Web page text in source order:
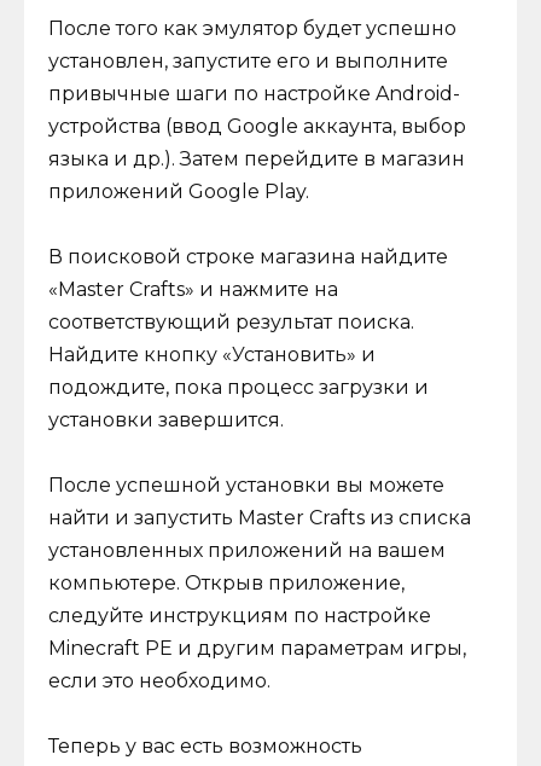
После того как эмулятор будет успешно
установлен, запустите его и выполните
привычные шаги по настройке Android-
устройства (ввод Google аккаунта, выбор
языка и др.). Затем перейдите в магазин
приложений Google Play.
В поисковой строке магазина найдите
«Master Crafts» и нажмите на
соответствующий результат поиска.
Найдите кнопку «Установить» и
подождите, пока процесс загрузки и
установки завершится.
После успешной установки вы можете
найти и запустить Master Crafts из списка
установленных приложений на вашем
компьютере. Открыв приложение,
следуйте инструкциям по настройке
Minecraft PE и другим параметрам игры,
если это необходимо.
Теперь у вас есть возможность